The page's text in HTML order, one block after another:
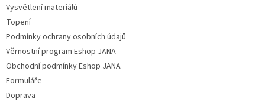
Vysvětlení materiálů
Topení
Podmínky ochrany osobních údajů
Věrnostní program Eshop JANA
Obchodní podmínky Eshop JANA
Formuláře
Doprava